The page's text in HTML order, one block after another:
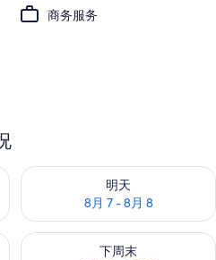
商务服务
月 7
明天
8月 7 - 8月 8
查看明天的空房情况：8月 7 -
8月 9
下周末
查看下周末的空房情况：8月